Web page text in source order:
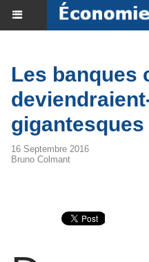
Les banques
gigantesques
16 Septembre 2016
Bruno Colmant